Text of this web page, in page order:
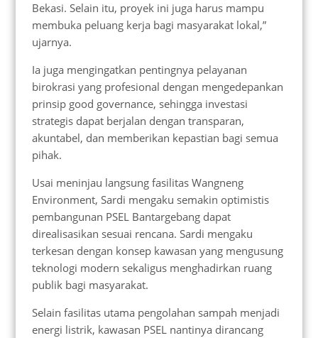
Bekasi. Selain itu, proyek ini juga harus mampu
membuka peluang kerja bagi masyarakat lokal,”
ujarnya.
Ia juga mengingatkan pentingnya pelayanan
birokrasi yang profesional dengan mengedepankan
prinsip good governance, sehingga investasi
strategis dapat berjalan dengan transparan,
akuntabel, dan memberikan kepastian bagi semua
pihak.
Usai meninjau langsung fasilitas Wangneng
Environment, Sardi mengaku semakin optimistis
pembangunan PSEL Bantargebang dapat
direalisasikan sesuai rencana. Sardi mengaku
terkesan dengan konsep kawasan yang mengusung
teknologi modern sekaligus menghadirkan ruang
publik bagi masyarakat.
Selain fasilitas utama pengolahan sampah menjadi
energi listrik, kawasan PSEL nantinya dirancang